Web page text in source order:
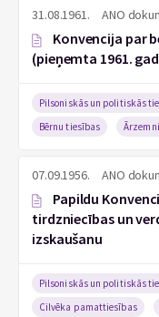
31.08.1961. ANO
Konvencija par
(pieņemta 1961.
Pilsoniskās un politiskās
Bērnu tiesības
07.09.1956. ANO
Papildu
tirdzniecības un
izskaušanu
Pilsoniskās un politiskās
Cilvēka pamattiesības